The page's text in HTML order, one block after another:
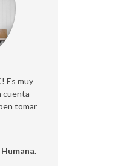
Es muy
cuenta
tomar